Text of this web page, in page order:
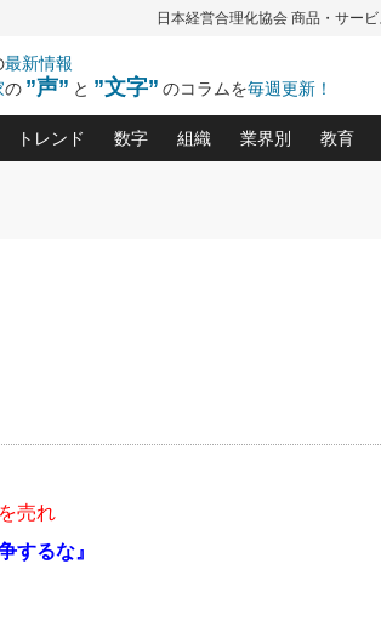
日本経営合理化協会 商品・サー
最新情報
の ”声” と ”文字” のコラムを毎週更新！
」の極意
略(77)
たにお願いしたいと思われる「一流の仕事術」(28)
せ経営哲学(100)
トレンド 数字 組織
顧客・社員・社会から
業界別
大久保一彦の“
教育
あな
デキ
東川
売れ
するな 』